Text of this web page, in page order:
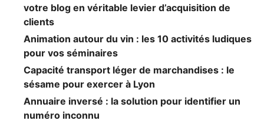
votre blog en véritable levier d’acquisition de
clients
Animation autour du vin : les 10 activités ludiques
pour vos séminaires
Capacité transport léger de marchandises : le
sésame pour exercer à Lyon
Annuaire inversé : la solution pour identifier un
numéro inconnu